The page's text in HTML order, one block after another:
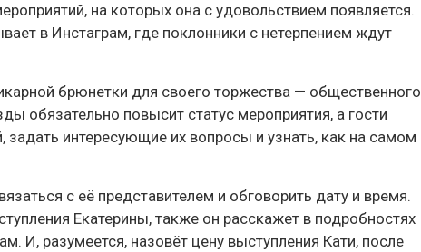
на которых она с удовольствием появляется.
в Инстаграм, где поклонники с нетерпением ждут
брюнетки для своего торжества — общественного
обязательно повысит статус мероприятия, а гости
интересующие их вопросы и узнать, как на самом
с её представителем и обговорить дату и время.
Екатерины, также он расскажет в подробностях
И, разумеется, назовёт цену выступления Кати, после